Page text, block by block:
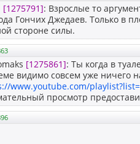
[1275791]: Взрослые то
Гончих Джедаев. Только в
стороне силы.
[1275861]: Ты когда в
видимо совсем уже ничего
www.youtube.com/
просмотр